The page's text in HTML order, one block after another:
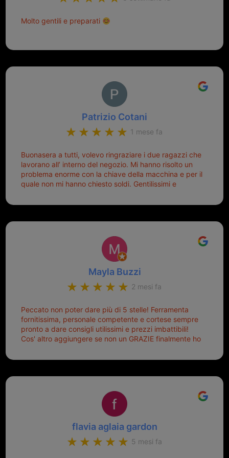
Molto gentili e preparati
Patrizio Cotani
1 mese fa
Buonasera a tutti, volevo ringraziare i due ragazzi che
lavorano all’ interno del negozio. Mi hanno risolto un
problema enorme con la chiave della macchina e per il
quale non mi hanno chiesto soldi. Gentilissimi e
Sicuramente tornerò qui per qualsiasi altro problema.
Mayla Buzzi
2 mesi fa
Peccato non poter dare più di 5 stelle! Ferramenta
fornitissima, personale competente e cortese sempre
pronto a dare consigli utilissimi e prezzi imbattibili!
Cos' altro aggiungere se non un GRAZIE finalmente ho
mio riferimento. Ah dimenticavo...da loro sono riuscita
Top top top!!!
flavia aglaia gardon
5 mesi fa